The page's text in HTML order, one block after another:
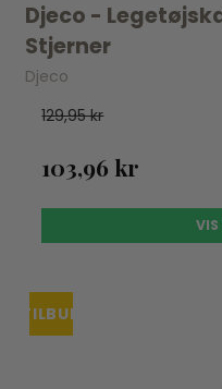
Djeco -
Stjerner
Djeco
129,95 kr
103,96 kr
VIS
TILBUD